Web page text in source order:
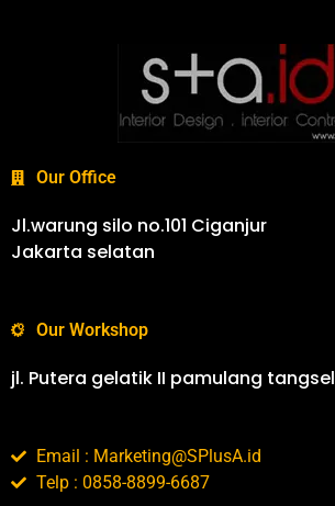
Our Office
Jl.warung silo no.101 Ciganjur
Jakarta selatan
Our Workshop
jl. Putera gelatik II pamulang tangsel
Email : Marketing@SPlusA.id
Telp : 0858-8899-6687